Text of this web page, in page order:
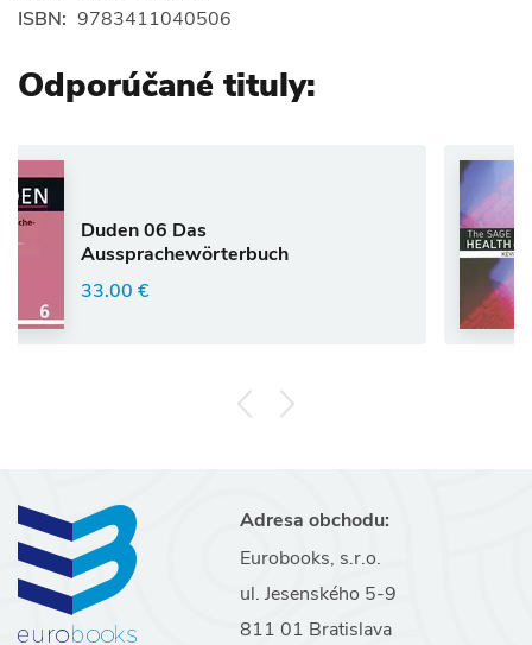
ISBN: 9783411040506
Odporúčané tituly:
Das
White,
and
33.63 €
Adresa obchodu:
Eurobooks, s.r.o.
ul. Jesenského 5-9
811 01 Bratislava